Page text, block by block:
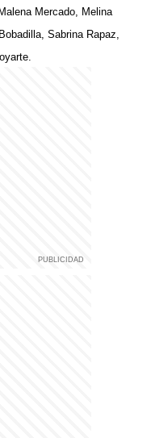
Mercado, Melina
Sabrina Rapaz,